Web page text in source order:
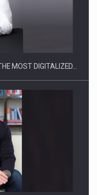
supun noilor
Demand
MOST DIGITALIZED…